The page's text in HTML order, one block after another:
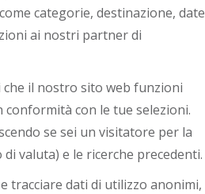
categorie, destinazione, date
ai nostri partner di
il nostro sito web funzioni
con le tue selezioni.
se sei un visitatore per la
valuta) e le ricerche precedenti.
tracciare dati di utilizzo anonimi,